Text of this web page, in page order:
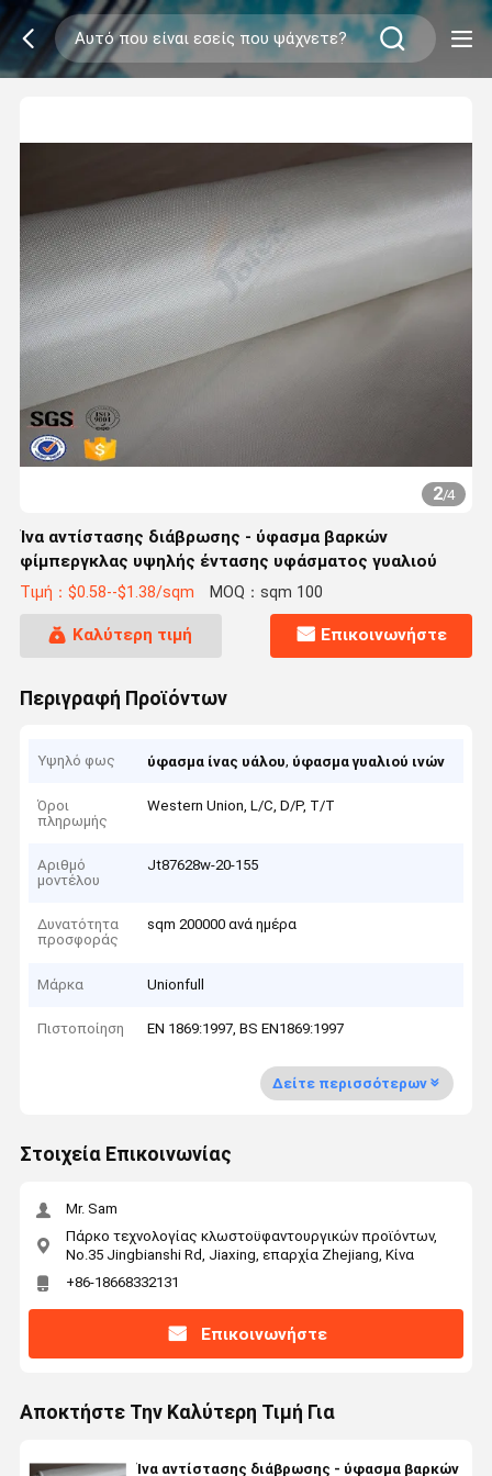
2/4
Ίνα αντίστασης διάβρωσης - ύφασμα βαρκών
φίμπεργκλας υψηλής έντασης υφάσματος γυαλιού
Τιμή：$0.58--$1.38/sqm MOQ：sqm 100
Καλύτερη τιμή Επικοινωνήστε
Περιγραφή Προϊόντων
Υψηλό φως ύφασμα ίνας υάλου, ύφασμα γυαλιού ινών
Όροι
πληρωμής
Western Union, L/C, D/P, T/T
Αριθμό
μοντέλου
Jt87628w-20-155
Δυνατότητα
προσφοράς
sqm 200000 ανά ημέρα
Μάρκα Unionfull
Πιστοποίηση EN 1869:1997, BS EN1869:1997
Δείτε περισσότερων
Στοιχεία Επικοινωνίας
Mr. Sam
Πάρκο τεχνολογίας κλωστοϋφαντουργικών προϊόντων,
No.35 Jingbianshi Rd, Jiaxing, επαρχία Zhejiang, Κίνα
+86-18668332131
Επικοινωνήστε
Αποκτήστε Την Καλύτερη Τιμή Για
Ίνα αντίστασης διάβρωσης - ύφασμα βαρκών